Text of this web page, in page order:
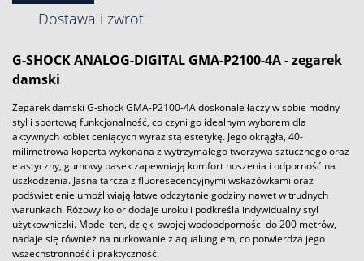
Dostawa i zwrot
G-SHOCK ANALOG-DIGITAL GMA-P2100-4A - zegarek
damski
Zegarek damski G-shock GMA-P2100-4A doskonale łączy w sobie modny
styl i sportową funkcjonalność, co czyni go idealnym wyborem dla
aktywnych kobiet ceniących wyrazistą estetykę. Jego okrągła, 40-
milimetrowa koperta wykonana z wytrzymałego tworzywa sztucznego oraz
elastyczny, gumowy pasek zapewniają komfort noszenia i odporność na
uszkodzenia. Jasna tarcza z fluoresecencyjnymi wskazówkami oraz
podświetlenie umożliwiają łatwe odczytanie godziny nawet w trudnych
warunkach. Różowy kolor dodaje uroku i podkreśla indywidualny styl
użytkowniczki. Model ten, dzięki swojej wodoodporności do 200 metrów,
nadaje się również na nurkowanie z aqualungiem, co potwierdza jego
wszechstronność i praktyczność.